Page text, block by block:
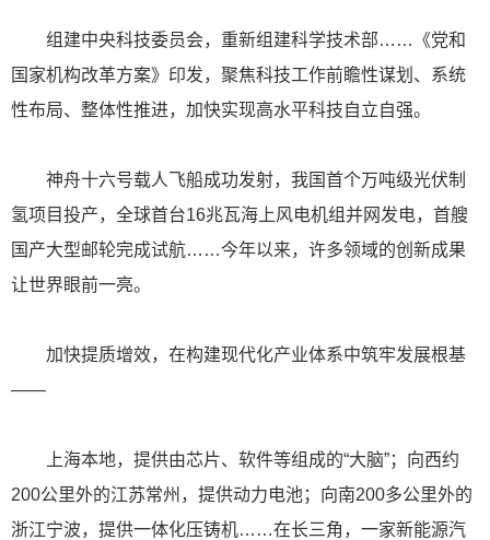
组建中央科技委员会，重新组建科学技术部……《党和
国家机构改革方案》印发，聚焦科技工作前瞻性谋划、系统
性布局、整体性推进，加快实现高水平科技自立自强。
神舟十六号载人飞船成功发射，我国首个万吨级光伏制
氢项目投产，全球首台16兆瓦海上风电机组并网发电，首艘
国产大型邮轮完成试航……今年以来，许多领域的创新成果
让世界眼前一亮。
加快提质增效，在构建现代化产业体系中筑牢发展根基
——
上海本地，提供由芯片、软件等组成的“大脑”；向西约
200公里外的江苏常州，提供动力电池；向南200多公里外的
浙江宁波，提供一体化压铸机……在长三角，一家新能源汽